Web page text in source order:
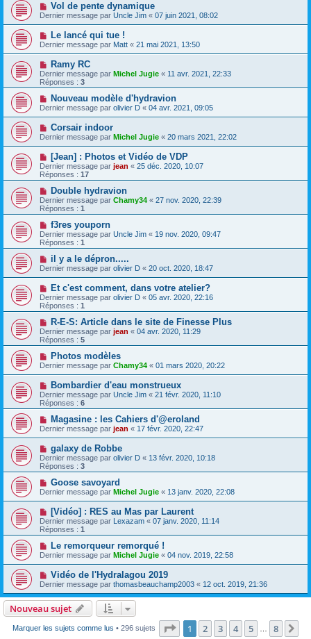
Vol de pente dynamique
Dernier message par Uncle Jim « 07 juin 2021, 08:02
Le lancé qui tue !
Dernier message par Matt « 21 mai 2021, 13:50
Ramy RC
Dernier message par Michel Jugie « 11 avr. 2021, 22:33
Réponses : 3
Nouveau modèle d'hydravion
Dernier message par olivier D « 04 avr. 2021, 09:05
Corsair indoor
Dernier message par Michel Jugie « 20 mars 2021, 22:02
[Jean] : Photos et Vidéo de VDP
Dernier message par jean « 25 déc. 2020, 10:07
Réponses : 17
Double hydravion
Dernier message par Chamy34 « 27 nov. 2020, 22:39
Réponses : 1
f3res youporn
Dernier message par Uncle Jim « 19 nov. 2020, 09:47
Réponses : 1
il y a le dépron.....
Dernier message par olivier D « 20 oct. 2020, 18:47
Et c'est comment, dans votre atelier?
Dernier message par olivier D « 05 avr. 2020, 22:16
Réponses : 1
R-E-S: Article dans le site de Finesse Plus
Dernier message par jean « 04 avr. 2020, 11:29
Réponses : 5
Photos modèles
Dernier message par Chamy34 « 01 mars 2020, 20:22
Bombardier d'eau monstrueux
Dernier message par Uncle Jim « 21 févr. 2020, 11:10
Réponses : 6
Magasine : les Cahiers d'@eroland
Dernier message par jean « 17 févr. 2020, 22:47
galaxy de Robbe
Dernier message par olivier D « 13 févr. 2020, 10:18
Réponses : 3
Goose savoyard
Dernier message par Michel Jugie « 13 janv. 2020, 22:08
[Vidéo] : RES au Mas par Laurent
Dernier message par Lexazam « 07 janv. 2020, 11:14
Réponses : 1
Le remorqueur remorqué !
Dernier message par Michel Jugie « 04 nov. 2019, 22:58
Vidéo de l'Hydralagou 2019
Dernier message par thomasbeauchamp2003 « 12 oct. 2019, 21:36
Nouveau sujet
Marquer les sujets comme lus • 296 sujets Page 1sur8
1 2 3 4 5 8